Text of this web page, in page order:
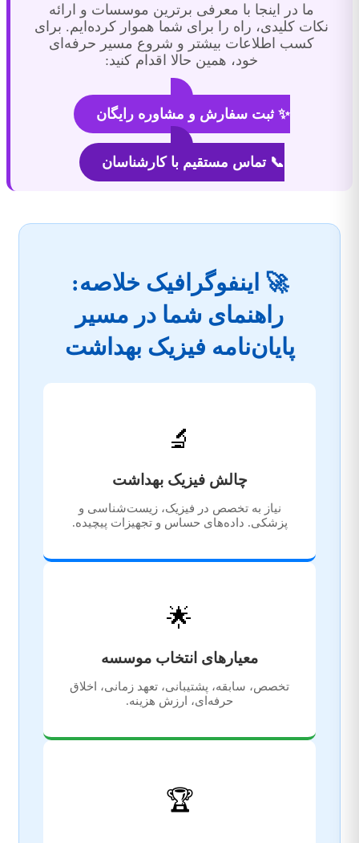
ما در اینجا با معرفی برترین موسسات و ارائه
نکات کلیدی، راه را برای شما هموار کرده‌ایم. برای
کسب اطلاعات بیشتر و شروع مسیر حرفه‌ای
خود، همین حالا اقدام کنید:
✨ ثبت سفارش و مشاوره رایگان
📞 تماس مستقیم با کارشناسان
🚀 اینفوگرافیک خلاصه:
راهنمای شما در مسیر
پایان‌نامه فیزیک بهداشت
🔬
چالش فیزیک بهداشت
نیاز به تخصص در فیزیک، زیست‌شناسی و
پزشکی. داده‌های حساس و تجهیزات پیچیده.
🌟
معیارهای انتخاب موسسه
تخصص، سابقه، پشتیبانی، تعهد زمانی، اخلاق
حرفه‌ای، ارزش هزینه.
🏆